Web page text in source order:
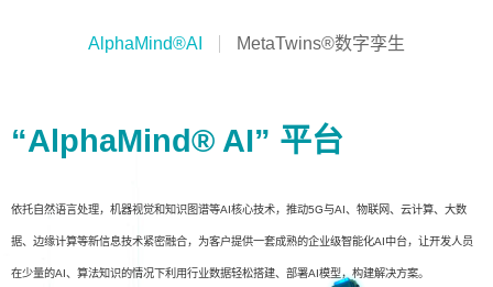
AlphaMind®AI MetaTwins®数字孪生
“AlphaMind® AI” 平台
依托自然语言处理，机器视觉和知识图谱等AI核心技术，推动5G与AI、物联网、云计算、大数
据、边缘计算等新信息技术紧密融合，为客户提供一套成熟的企业级智能化AI中台，让开发人员
在少量的AI、算法知识的情况下利用行业数据轻松搭建、部署AI模型，构建解决方案。